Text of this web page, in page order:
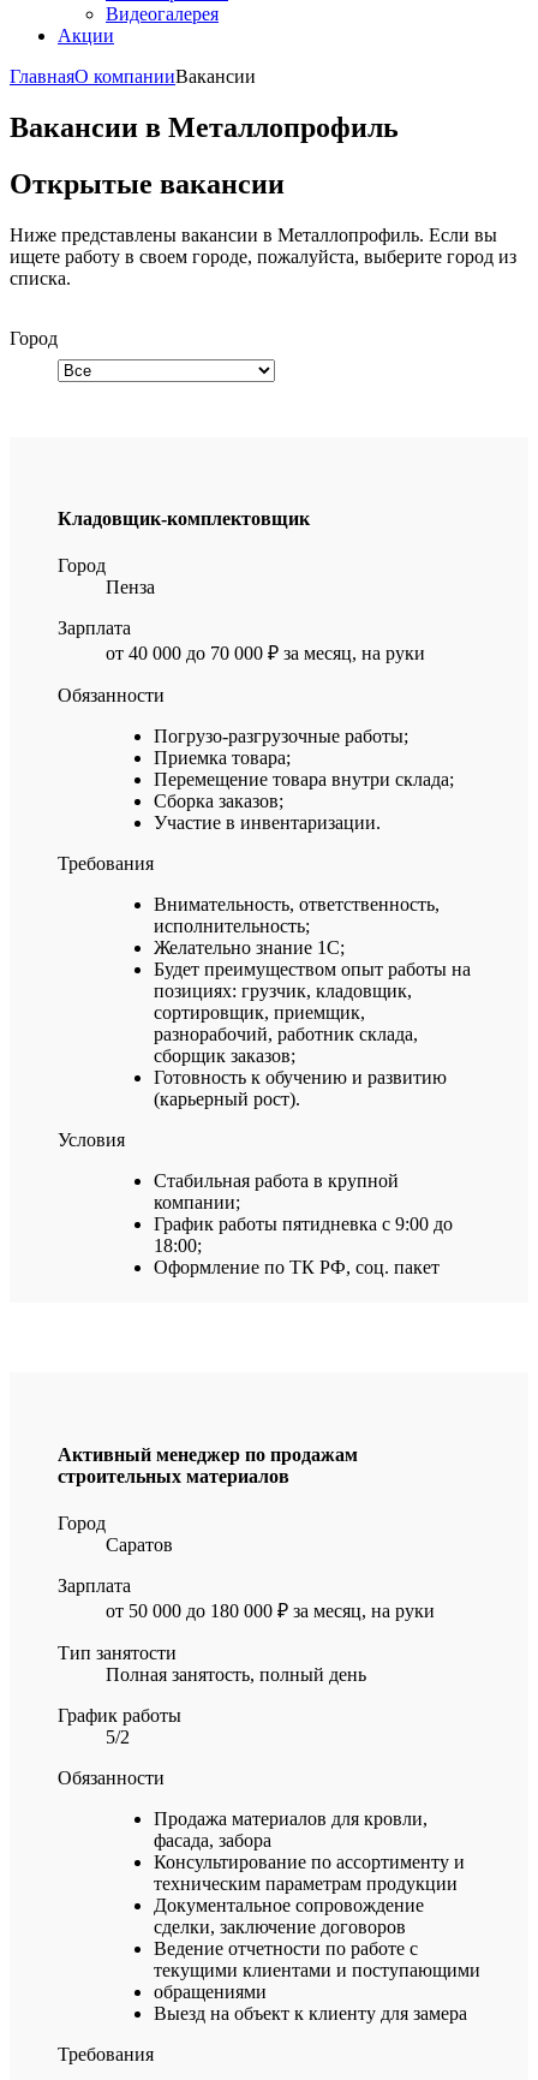
Видеогалерея
Акции
ГлавнаяО компанииВакансии
Вакансии в Металлопрофиль
Открытые вакансии
Ниже представлены вакансии в Металлопрофиль. Если вы
ищете работу в своем городе, пожалуйста, выберите город из
списка.
Город
Кладовщик-комплектовщик
Город
Пенза
Зарплата
от 40 000 до 70 000 ₽ за месяц, на руки
Обязанности
Погрузо-разгрузочные работы;
Приемка товара;
Перемещение товара внутри склада;
Сборка заказов;
Участие в инвентаризации.
Требования
Внимательность, ответственность,
исполнительность;
Желательно знание 1С;
Будет преимуществом опыт работы на
позициях: грузчик, кладовщик,
сортировщик, приемщик,
разнорабочий, работник склада,
сборщик заказов;
Готовность к обучению и развитию
(карьерный рост).
Условия
Стабильная работа в крупной
компании;
График работы пятидневка с 9:00 до
18:00;
Оформление по ТК РФ, соц. пакет
Активный менеджер по продажам
строительных материалов
Город
Саратов
Зарплата
от 50 000 до 180 000 ₽ за месяц, на руки
Тип занятости
Полная занятость, полный день
График работы
5/2
Обязанности
Продажа материалов для кровли,
фасада, забора
Консультирование по ассортименту и
техническим параметрам продукции
Документальное сопровождение
сделки, заключение договоров
Ведение отчетности по работе с
текущими клиентами и поступающими
обращениями
Выезд на объект к клиенту для замера
Требования